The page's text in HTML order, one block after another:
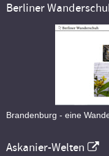
Berliner
Brandenburg - eine
Askanier-Welten